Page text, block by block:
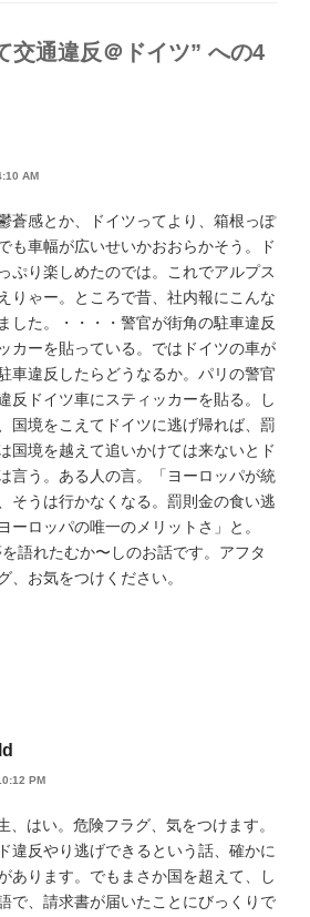
交通違反＠ドイツ” への4
AM
蒼感とか、ドイツってより、箱根っぽ
も車幅が広いせいかおおらかそう。ド
ぷり楽しめたのでは。これでアルプス
りゃー。ところで昔、社内報にこんな
した。・・・・警官が街角の駐車違反
カーを貼っている。ではドイツの車が
車違反したらどうなるか。パリの警官
反ドイツ車にスティッカーを貼る。し
国境をこえてドイツに逃げ帰れば、罰
国境を越えて追いかけては来ないとド
言う。ある人の言。「ヨーロッパが統
そうは行かなくなる。罰則金の食い逃
ーロッパの唯一のメリットさ」と。
語れたむか〜しのお話です。アフタ
、お気をつけください。
PM
、はい。危険フラグ、気をつけます。
違反やり逃げできるという話、確かに
あります。でもまさか国を超えて、し
で、請求書が届いたことにびっくりで